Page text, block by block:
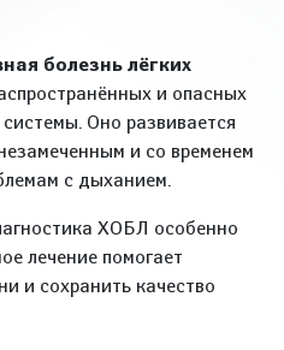
болезнь лёгких
и опасных
Оно развивается
и со временем
с дыханием.
ХОБЛ особенно
лечение помогает
и сохранить качество